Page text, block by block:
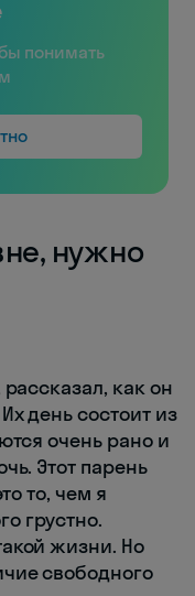
понимать
нужно
как он
день состоит из
очень рано и
Этот парень
то, чем я
грустно.
жизни. Но
свободного